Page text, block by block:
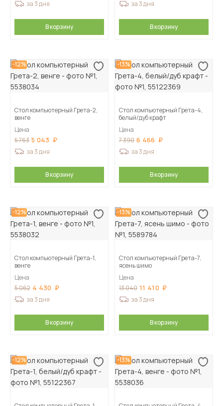
за 3 дня
В корзину
за 3 дня
В корзину
-12%
Стол компьютерный Грета-2,
венге
Цена
5 763 5 043
за 3 дня
В корзину
-13%
Стол компьютерный Грета-4,
белый/дуб крафт
Цена
7 390 6 466
за 3 дня
В корзину
-12%
Стол компьютерный Грета-1,
венге
Цена
5 062 4 430
за 3 дня
В корзину
-13%
Стол компьютерный Грета-7,
ясень шимо
Цена
13 040 11 410
за 3 дня
В корзину
-12% -13%